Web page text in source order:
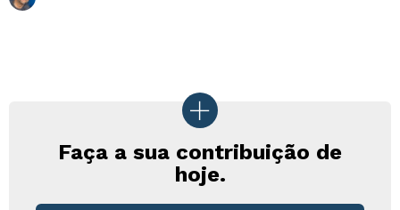
Faça a sua contribuição de
hoje.